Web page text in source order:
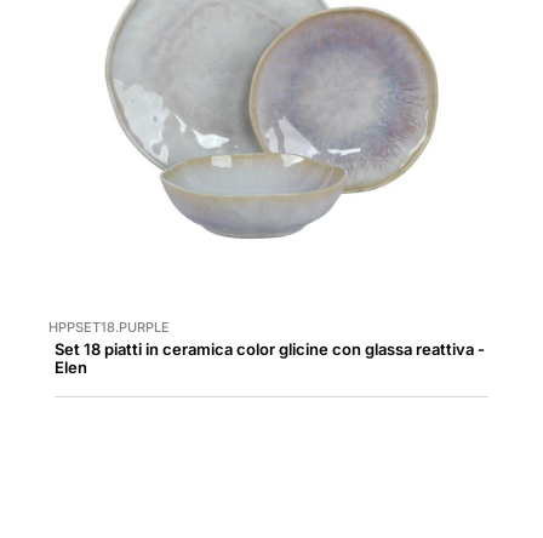
HPPSET18.PURPLE
Set 18 piatti in ceramica color glicine con glassa reattiva -
Elen